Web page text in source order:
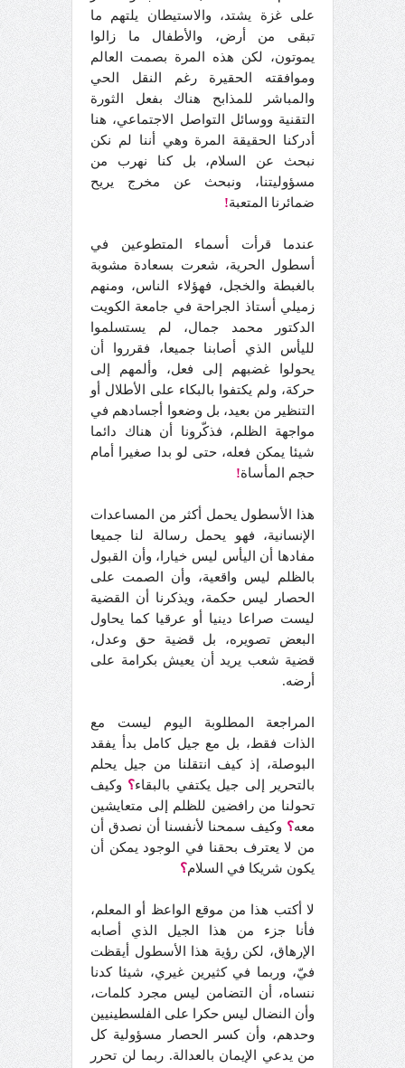
على غزة يشتد، والاستيطان يلتهم ما
تبقى من أرض، والأطفال ما زالوا
يموتون، لكن هذه المرة بصمت العالم
وموافقته الحقيرة رغم النقل الحي
والمباشر للمذابح هناك بفعل الثورة
التقنية ووسائل التواصل الاجتماعي، هنا
أدركنا الحقيقة المرة وهي أننا لم نكن
نبحث عن السلام، بل كنا نهرب من
مسؤوليتنا، ونبحث عن مخرج يريح
ضمائرنا المتعبة!
عندما قرأت أسماء المتطوعين في
أسطول الحرية، شعرت بسعادة مشوبة
بالغبطة والخجل، فهؤلاء الناس، ومنهم
زميلي أستاذ الجراحة في جامعة الكويت
الدكتور محمد جمال، لم يستسلموا
لليأس الذي أصابنا جميعا، فقرروا أن
يحولوا غضبهم إلى فعل، وألمهم إلى
حركة، ولم يكتفوا بالبكاء على الأطلال أو
التنظير من بعيد، بل وضعوا أجسادهم في
مواجهة الظلم، فذكّرونا أن هناك دائما
شيئا يمكن فعله، حتى لو بدا صغيرا أمام
حجم المأساة!
هذا الأسطول يحمل أكثر من المساعدات
الإنسانية، فهو يحمل رسالة لنا جميعا
مفادها أن اليأس ليس خيارا، وأن القبول
بالظلم ليس واقعية، وأن الصمت على
الحصار ليس حكمة، ويذكرنا أن القضية
ليست صراعا دينيا أو عرقيا كما يحاول
البعض تصويره، بل قضية حق وعدل،
قضية شعب يريد أن يعيش بكرامة على
أرضه.
المراجعة المطلوبة اليوم ليست مع
الذات فقط، بل مع جيل كامل بدأ يفقد
البوصلة، إذ كيف انتقلنا من جيل يحلم
بالتحرير إلى جيل يكتفي بالبقاء؟ وكيف
تحولنا من رافضين للظلم إلى متعايشين
معه؟ وكيف سمحنا لأنفسنا أن نصدق أن
من لا يعترف بحقنا في الوجود يمكن أن
يكون شريكا في السلام؟
لا أكتب هذا من موقع الواعظ أو المعلم،
فأنا جزء من هذا الجيل الذي أصابه
الإرهاق، لكن رؤية هذا الأسطول أيقظت
فيّ، وربما في كثيرين غيري، شيئا كدنا
ننساه، أن التضامن ليس مجرد كلمات،
وأن النضال ليس حكرا على الفلسطينيين
وحدهم، وأن كسر الحصار مسؤولية كل
من يدعي الإيمان بالعدالة. ربما لن تحرر